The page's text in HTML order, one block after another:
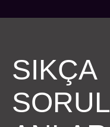
SIKÇA
SORUL